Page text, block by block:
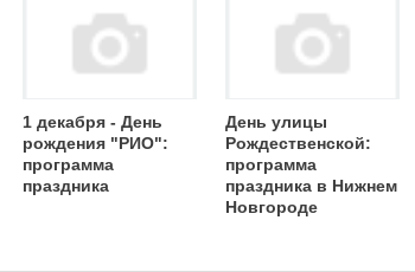
1 декабря - День
рождения "РИО":
программа
праздника
День улицы
Рождественской:
программа
праздника в Нижнем
Новгороде